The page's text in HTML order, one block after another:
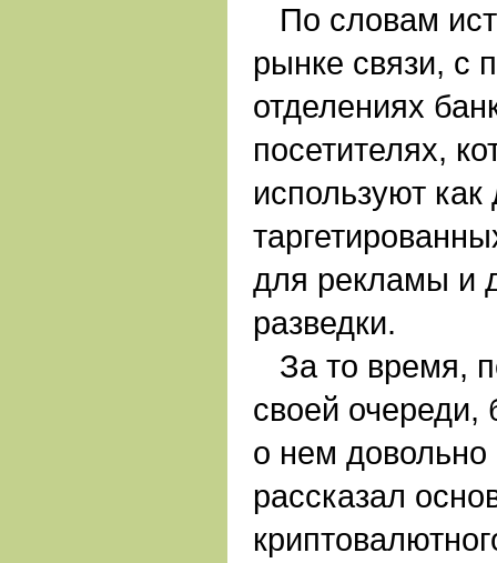
По словам
рынке связи, с
отделениях
посетителях,
используют как
для рекламы и
разведки.
За то время,
своей очереди,
о нем
рассказал